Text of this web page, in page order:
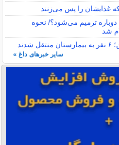
غذایشان را پس می‌زنند
ترمیم می‌شود؟/ نحوه
شد
سایر خبرهای داغ »